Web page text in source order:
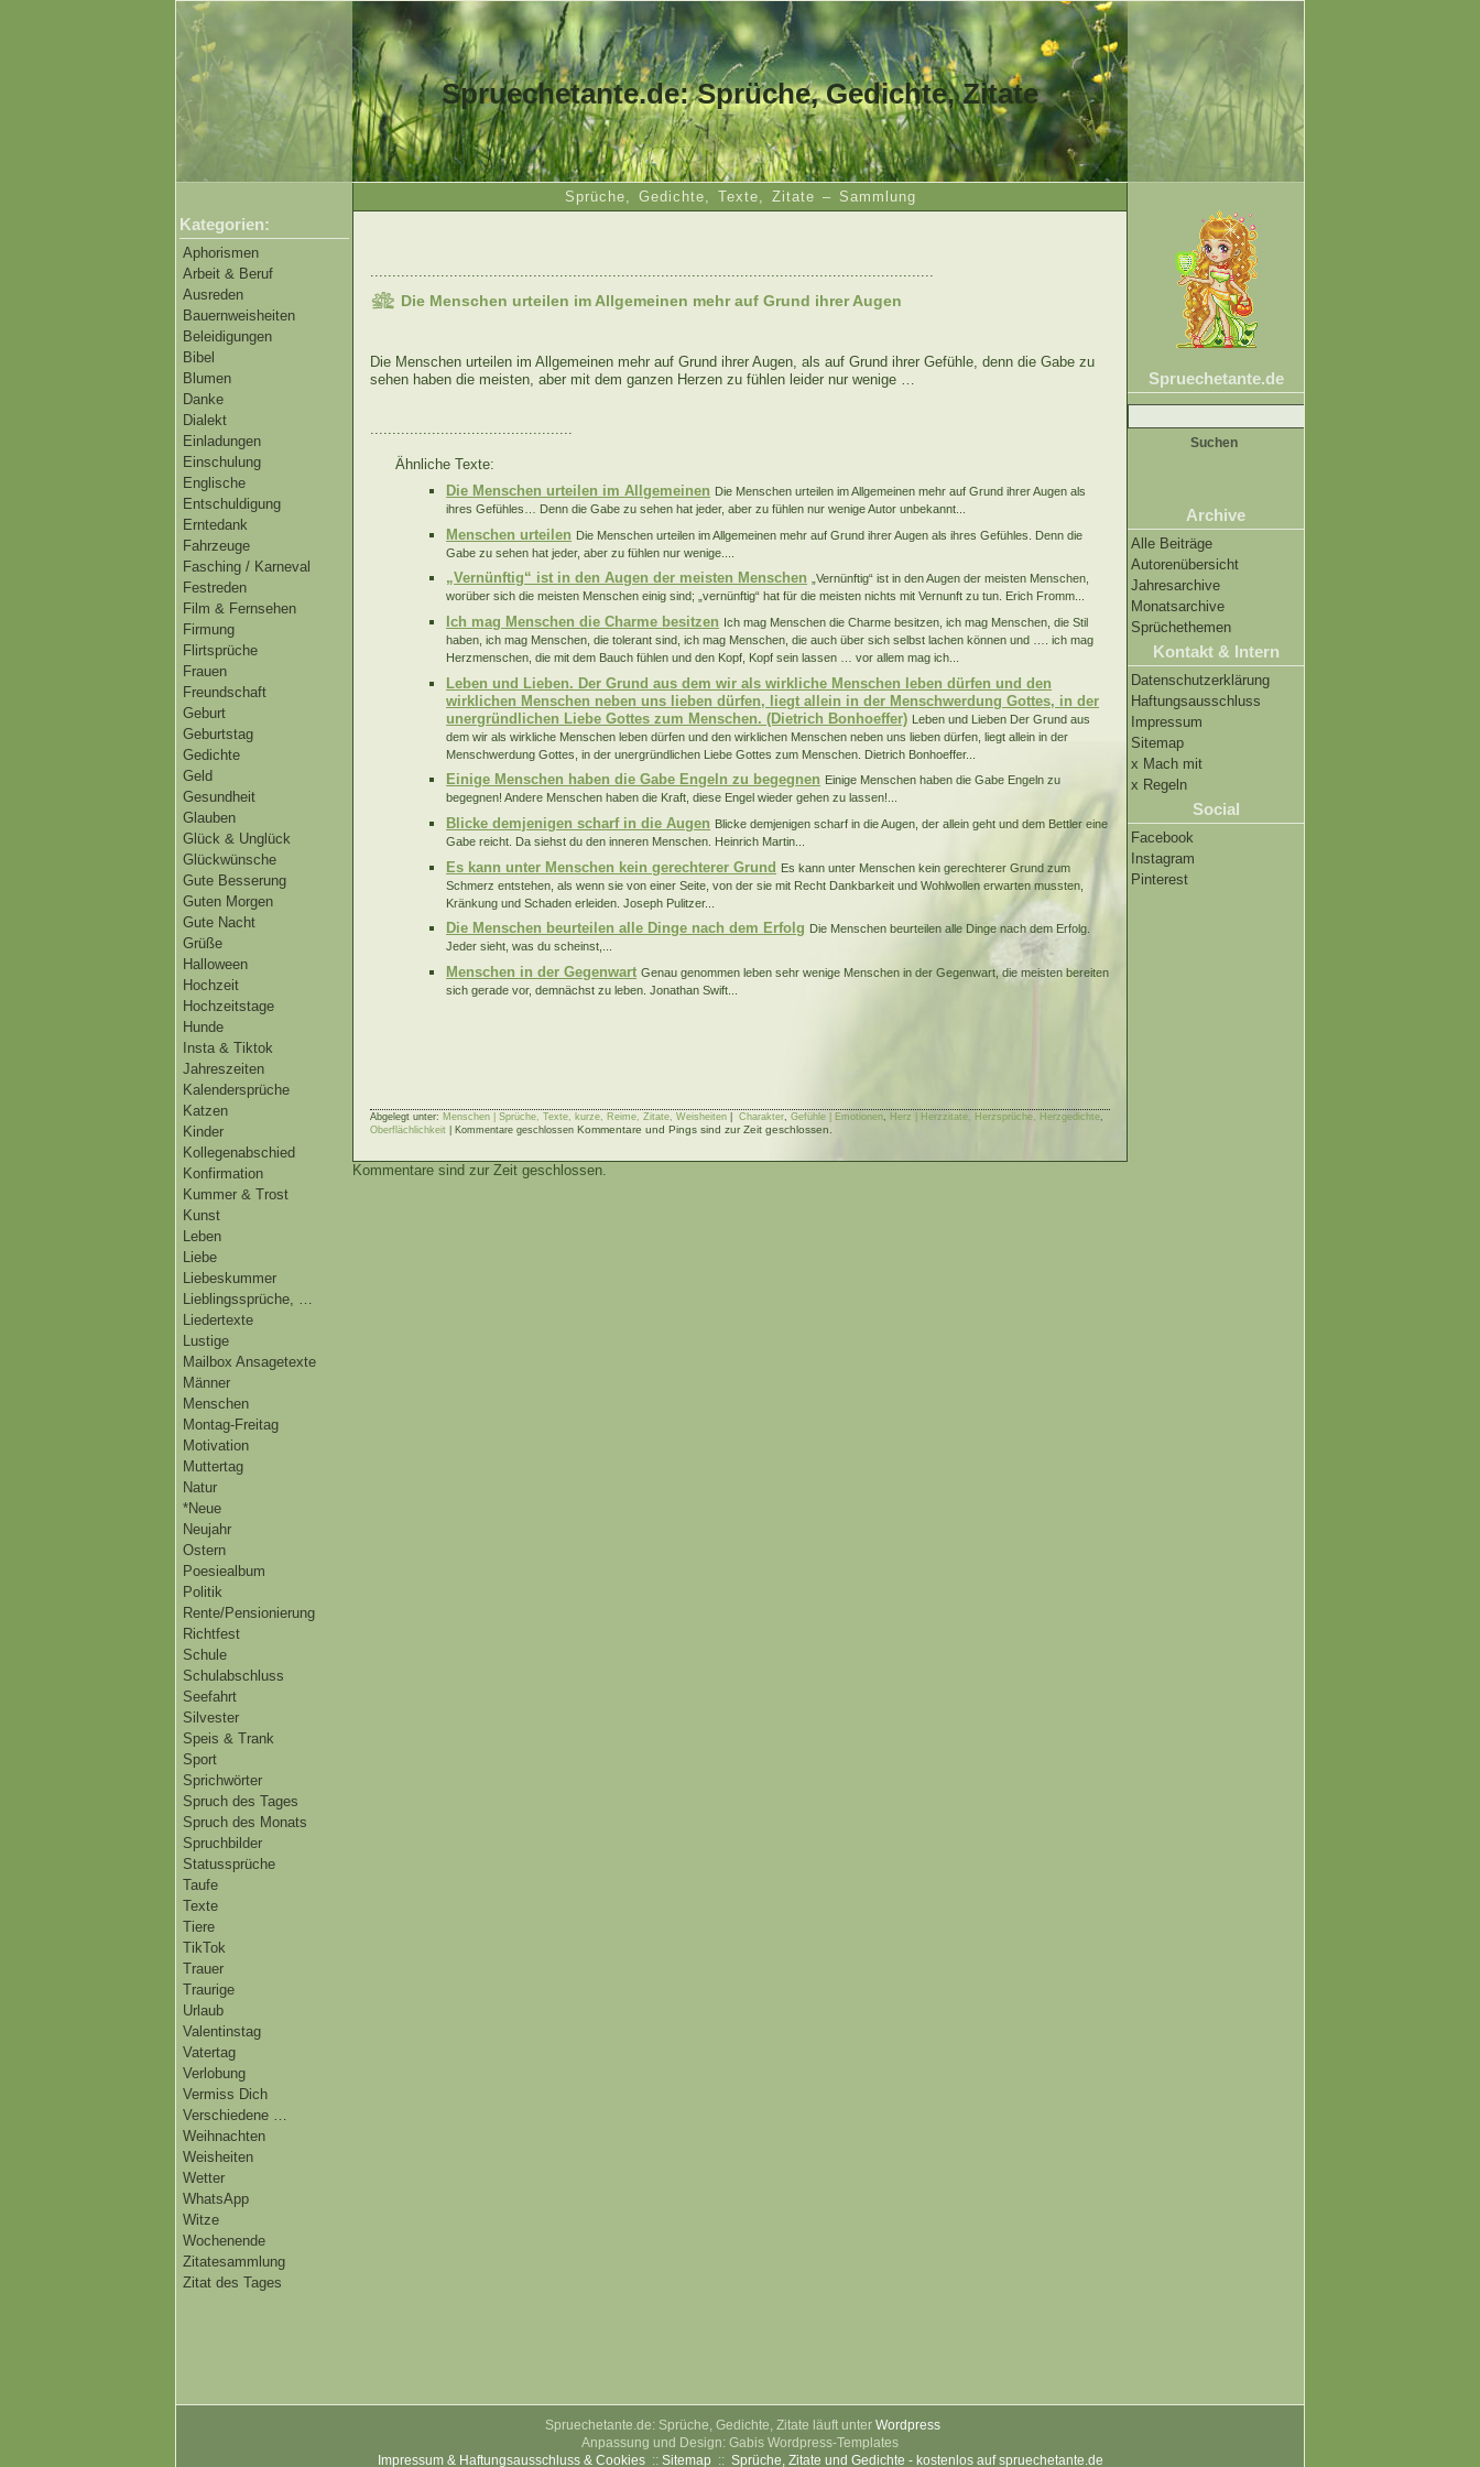
Spruechetante.de: Sprüche, Gedichte, Zitate
Sprüche, Gedichte, Texte, Zitate – Sammlung
Kategorien:
Aphorismen
Arbeit & Beruf
Ausreden
Bauernweisheiten
Beleidigungen
Bibel
Blumen
Danke
Dialekt
Einladungen
Einschulung
Englische
Entschuldigung
Erntedank
Fahrzeuge
Fasching / Karneval
Festreden
Film & Fernsehen
Firmung
Flirtsprüche
Frauen
Freundschaft
Geburt
Geburtstag
Gedichte
Geld
Gesundheit
Glauben
Glück & Unglück
Glückwünsche
Gute Besserung
Guten Morgen
Gute Nacht
Grüße
Halloween
Hochzeit
Hochzeitstage
Hunde
Insta & Tiktok
Jahreszeiten
Kalendersprüche
Katzen
Kinder
Kollegenabschied
Konfirmation
Kummer & Trost
Kunst
Leben
Liebe
Liebeskummer
Lieblingssprüche, …
Liedertexte
Lustige
Mailbox Ansagetexte
Männer
Menschen
Montag-Freitag
Motivation
Muttertag
Natur
*Neue
Neujahr
Ostern
Poesiealbum
Politik
Rente/Pensionierung
Richtfest
Schule
Schulabschluss
Seefahrt
Silvester
Speis & Trank
Sport
Sprichwörter
Spruch des Tages
Spruch des Monats
Spruchbilder
Statussprüche
Taufe
Texte
Tiere
TikTok
Trauer
Traurige
Urlaub
Valentinstag
Vatertag
Verlobung
Vermiss Dich
Verschiedene …
Weihnachten
Weisheiten
Wetter
WhatsApp
Witze
Wochenende
Zitatesammlung
Zitat des Tages
Spruechetante.de
Suche
nach:
Archive
Alle Beiträge
Autorenübersicht
Jahresarchive
Monatsarchive
Sprüchethemen
Kontakt & Intern
Datenschutzerklärung
Haftungsausschluss
Impressum
Sitemap
x Mach mit
x Regeln
Social
Facebook
Instagram
Pinterest
................................................................................................................................
Die Menschen urteilen im Allgemeinen mehr auf Grund ihrer Augen
Die Menschen urteilen im Allgemeinen mehr auf Grund ihrer Augen, als auf Grund ihrer Gefühle, denn die Gabe zu
sehen haben die meisten, aber mit dem ganzen Herzen zu fühlen leider nur wenige …
..............................................
Ähnliche Texte:
Die Menschen urteilen im Allgemeinen Die Menschen urteilen im Allgemeinen mehr auf Grund ihrer Augen als
ihres Gefühles… Denn die Gabe zu sehen hat jeder, aber zu fühlen nur wenige Autor unbekannt...
Menschen urteilen Die Menschen urteilen im Allgemeinen mehr auf Grund ihrer Augen als ihres Gefühles. Denn die
Gabe zu sehen hat jeder, aber zu fühlen nur wenige....
„Vernünftig“ ist in den Augen der meisten Menschen
„Vernünftig“ ist in den Augen der meisten Menschen,
worüber sich die meisten Menschen einig sind; „vernünftig“ hat für die meisten nichts mit Vernunft zu tun. Erich Fromm...
Ich mag Menschen die Charme besitzen Ich mag Menschen die Charme besitzen, ich mag Menschen, die Stil
haben, ich mag Menschen, die tolerant sind, ich mag Menschen, die auch über sich selbst lachen können und …. ich mag
Herzmenschen, die mit dem Bauch fühlen und den Kopf, Kopf sein lassen … vor allem mag ich...
Leben und Lieben. Der Grund aus dem wir als wirkliche Menschen leben dürfen und den
wirklichen Menschen neben uns lieben dürfen, liegt allein in der Menschwerdung Gottes, in der
unergründlichen Liebe Gottes zum Menschen. (Dietrich Bonhoeffer) Leben und Lieben Der Grund aus
dem wir als wirkliche Menschen leben dürfen und den wirklichen Menschen neben uns lieben dürfen, liegt allein in der
Menschwerdung Gottes, in der unergründlichen Liebe Gottes zum Menschen. Dietrich Bonhoeffer...
Einige Menschen haben die Gabe Engeln zu begegnen Einige Menschen haben die Gabe Engeln zu
begegnen! Andere Menschen haben die Kraft, diese Engel wieder gehen zu lassen!...
Blicke demjenigen scharf in die Augen Blicke demjenigen scharf in die Augen, der allein geht und dem Bettler eine
Gabe reicht. Da siehst du den inneren Menschen. Heinrich Martin...
Es kann unter Menschen kein gerechterer Grund Es kann unter Menschen kein gerechterer Grund zum
Schmerz entstehen, als wenn sie von einer Seite, von der sie mit Recht Dankbarkeit und Wohlwollen erwarten mussten,
Kränkung und Schaden erleiden. Joseph Pulitzer...
Die Menschen beurteilen alle Dinge nach dem Erfolg Die Menschen beurteilen alle Dinge nach dem Erfolg.
Jeder sieht, was du scheinst,...
Menschen in der Gegenwart Genau genommen leben sehr wenige Menschen in der Gegenwart, die meisten bereiten
sich gerade vor, demnächst zu leben. Jonathan Swift...
Abgelegt unter: Menschen | Sprüche, Texte, kurze, Reime, Zitate, Weisheiten Charakter, Gefühle | Emotionen, Herz | Herzzitate, Herzsprüche, Herzgedichte,
Oberflächlichkeit
Kommentare geschlossen Kommentare und Pings sind zur Zeit geschlossen.
Kommentare sind zur Zeit geschlossen.
Spruechetante.de: Sprüche, Gedichte, Zitate läuft unter Wordpress
Anpassung und Design: Gabis Wordpress-Templates
Impressum & Haftungsausschluss & Cookies:: Sitemap :: Sprüche, Zitate und Gedichte - kostenlos auf spruechetante.de